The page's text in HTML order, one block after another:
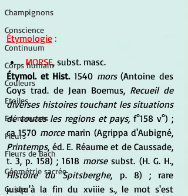
Champignons
Conscience
Continuum
Corps humain
Couleurs
Etoiles
Evénements
Fleurs
Fleurs de Bach
Géométrie sacrée
Guides
Étymologie :
MORSE, subst. masc.
Étymol. et Hist. 1540 mors (Antoine des
Goys trad. de Jean Boemus, Recueil de
diverses histoires touchant les situations
de toutes les regions et pays, f°158 v°) ;
ca 1570 morce
Printemps, éd. E. Réaume et de Caussade,
t. 3, p. 158) ; 1618 morse
Histoire du Spitsberghe, p. 8) ; rare
jusqu'à la fin du xviiie s., le mot s'est